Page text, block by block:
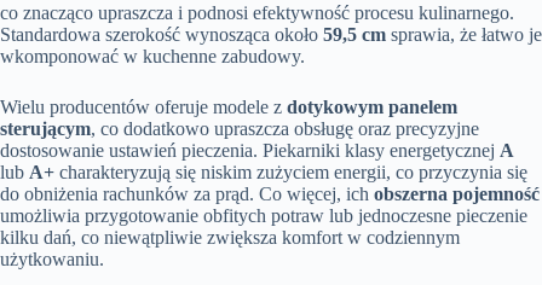
co znacząco upraszcza i podnosi efektywność procesu kulinarnego.
Standardowa szerokość wynosząca około 59,5 cm sprawia, że łatwo je
wkomponować w kuchenne zabudowy.
Wielu producentów oferuje modele z dotykowym panelem
sterującym, co dodatkowo upraszcza obsługę oraz precyzyjne
dostosowanie ustawień pieczenia. Piekarniki klasy energetycznej A
lub A+ charakteryzują się niskim zużyciem energii, co przyczynia się
do obniżenia rachunków za prąd. Co więcej, ich obszerna pojemność
umożliwia przygotowanie obfitych potraw lub jednoczesne pieczenie
kilku dań, co niewątpliwie zwiększa komfort w codziennym
użytkowaniu.